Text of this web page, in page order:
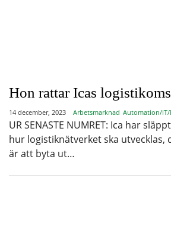
Hon rattar Icas
14 december, 2023 Arbetsmarknad Automation/
UR SENASTE NUMRET: Ica har
hur logistiknätverket ska utvecklas,
är att byta ut…